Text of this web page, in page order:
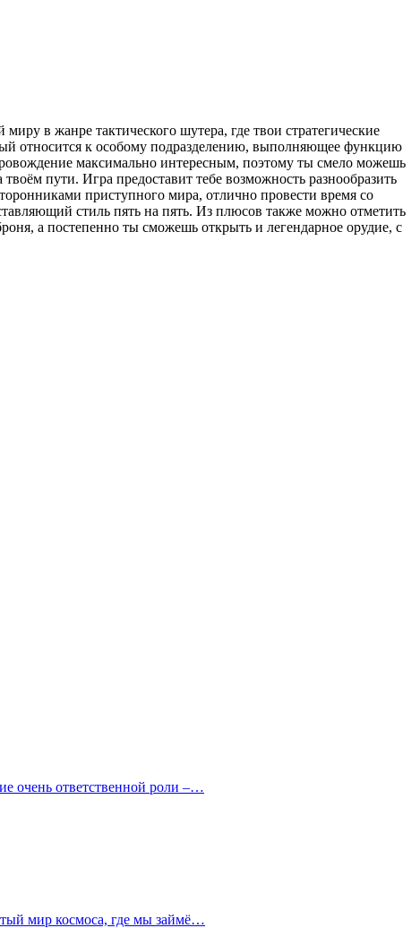
в жанре тактического шутера, где твои стратегические
относится к особому подразделению, выполняющее функцию
максимально интересным, поэтому ты смело можешь
пути. Игра предоставит тебе возможность разнообразить
приступного мира, отлично провести время со
стиль пять на пять. Из плюсов также можно отметить
а постепенно ты сможешь открыть и легендарное орудие, с
очень ответственной роли –…
мир космоса, где мы займё…